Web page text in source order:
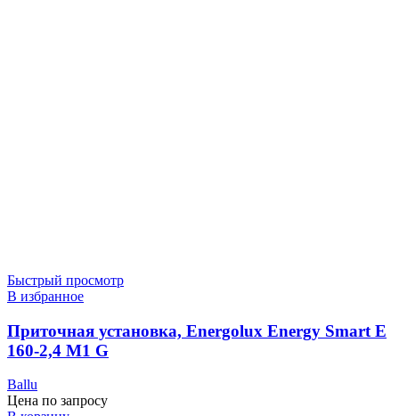
Быстрый просмотр
В избранное
Приточная установка, Energolux Energy Smart E
160-2,4 M1 G
Ballu
Цена по запросу